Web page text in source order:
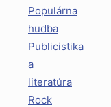
Populárna
hudba
Publicistika
a
literatúra
Rock